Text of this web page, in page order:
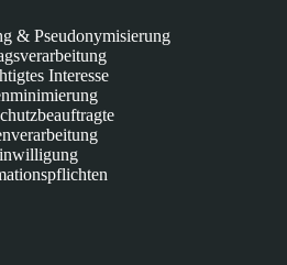
& Pseudonymisierung
Interesse